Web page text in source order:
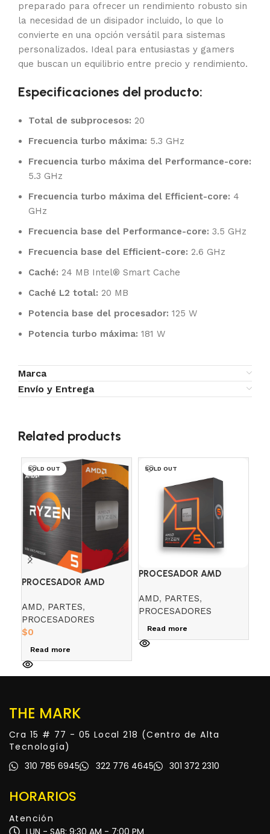
preparado para ofrecer un rendimiento robusto sin
la necesidad de un disipador incluido, lo que lo
convierte en una opción versátil para sistemas
personalizados. Ideal para entusiastas y gamers
que buscan un equilibrio entre precio y rendimiento.
Especificaciones del producto:
Total de subprocesos: 20
Frecuencia turbo máxima: 5.3 GHz
Frecuencia turbo máxima del Performance-core:
5.3 GHz
Frecuencia turbo máxima del Efficient-core: 4
GHz
Frecuencia base del Performance-core: 3.5 GHz
Frecuencia base del Efficient-core: 2.6 GHz
Caché: 24 MB Intel® Smart Cache
Caché L2 total: 20 MB
Potencia base del procesador: 125 W
Potencia turbo máxima: 181 W
Marca
Envío y Entrega
Related products
SOLD OUT
PROCESADOR AMD
AMD, PARTES,
PROCESADORES
$0
Read more
SOLD OUT
PROCESADOR AMD
AMD, PARTES,
PROCESADORES
Read more
THE MARK
Cra 15 # 77 - 05 Local 218 (Centro de Alta
Tecnología)
310 785 6945
322 776 4645 301 372 2310
HORARIOS
Atención